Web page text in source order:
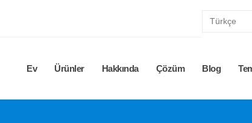
Ev Ürünler Hakkında Çözüm Blog